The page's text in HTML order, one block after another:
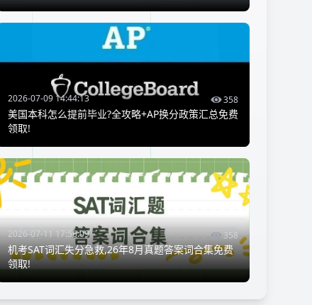
2026-07-09 14:44:13 358
美国本科怎么提前毕业?全攻略+AP换分政策汇总免费
领取!
2026-07-11 17:56:09 358
机考SAT词汇失分急救,26年8月真题答案词合集免费
领取!